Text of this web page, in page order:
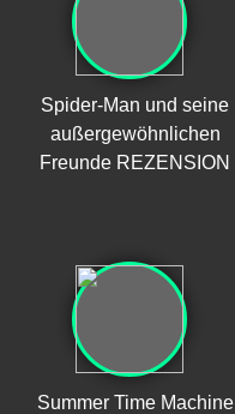
Spider-Man und seine
außergewöhnlichen
Freunde REZENSION
Summer Time Machine